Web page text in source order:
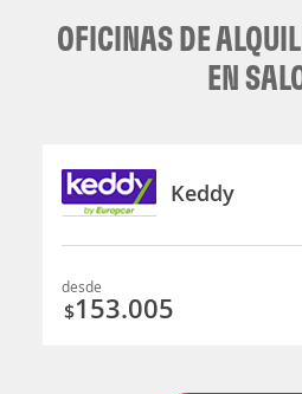
OFICINAS DE
EN
Keddy
desde
$153.005